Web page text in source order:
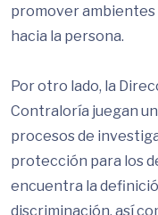
promover
hacia la persona.
Por otro lado, la
Contraloría juegan
procesos de
protección para los
encuentra la
discriminación, así